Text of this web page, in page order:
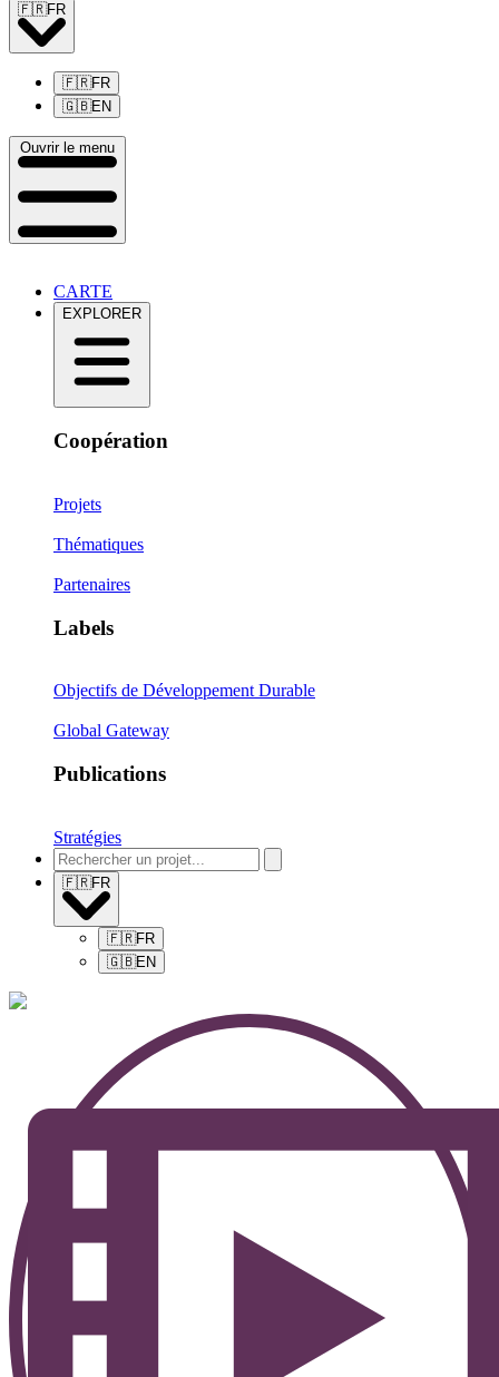
🇫🇷FR
🇫🇷FR
🇬🇧EN
Ouvrir le menu
CARTE
EXPLORER
Coopération
Projets
Thématiques
Partenaires
Labels
Objectifs de Développement Durable
Global Gateway
Publications
Stratégies
🇫🇷FR
🇫🇷FR
🇬🇧EN